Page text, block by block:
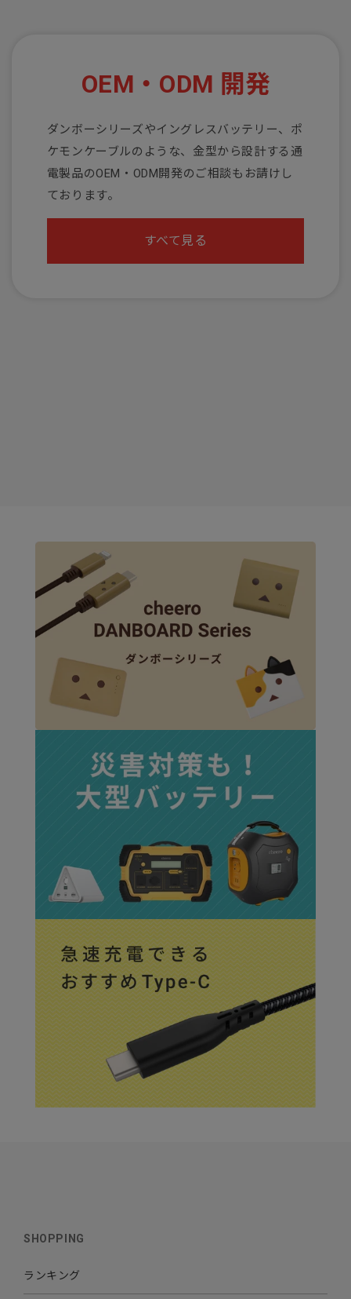
OEM・ODM 開発
ダンボーシリーズやイングレスバッテリー、ポ
ケモンケーブルのような、金型から設計する通
電製品のOEM・ODM開発のご相談もお請けし
ております。
すべて見る
SHOPPING
ランキング